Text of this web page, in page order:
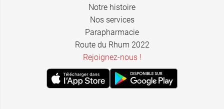
Notre histoire
Nos services
Parapharmacie
Route du Rhum 2022
Rejoignez-nous !